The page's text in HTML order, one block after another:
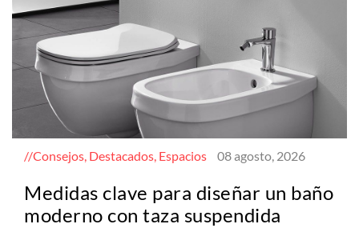
Consejos, Destacados, Espacios 08 agosto, 2026
Medidas clave para diseñar un baño
moderno con taza suspendida